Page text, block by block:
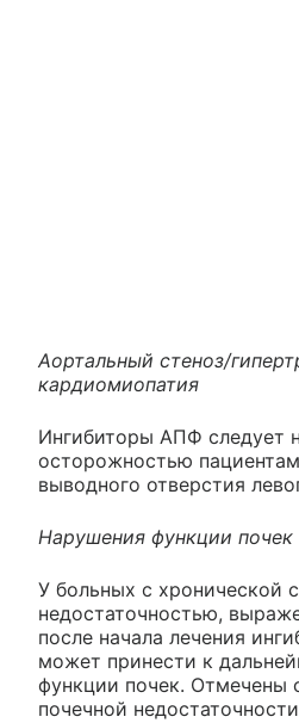
Аортальный стеноз/
кардиомиопатия
Ингибиторы АПФ следует
осторожностью
выводного отверстия
Нарушения функции почек
У больных с хронической
недостаточностью,
после начала лечения
может принести к
функции почек. Отмечены
почечной